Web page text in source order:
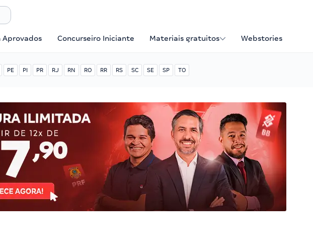
Aprovados Concurseiro Iniciante Materiais gratuitos Webstories
PE PI PR RJ RN RO RR RS SC SE SP TO